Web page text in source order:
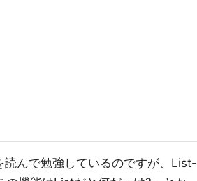
んで勉強しているのですが、List-